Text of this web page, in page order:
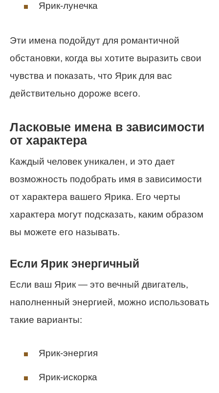
Ярик-лунечка
Эти имена подойдут для романтичной
обстановки, когда вы хотите выразить свои
чувства и показать, что Ярик для вас
действительно дороже всего.
Ласковые имена в зависимости
от характера
Каждый человек уникален, и это дает
возможность подобрать имя в зависимости
от характера вашего Ярика. Его черты
характера могут подсказать, каким образом
вы можете его называть.
Если Ярик энергичный
Если ваш Ярик — это вечный двигатель,
наполненный энергией, можно использовать
такие варианты:
Ярик-энергия
Ярик-искорка